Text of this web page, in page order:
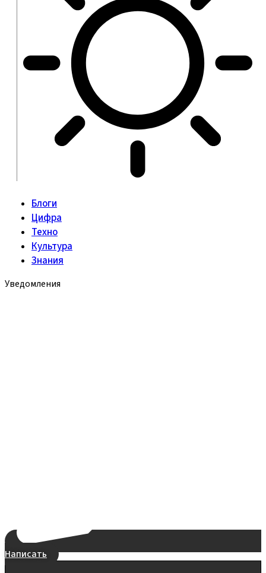
Блоги
Цифра
Техно
Культура
Знания
Уведомления
Написать